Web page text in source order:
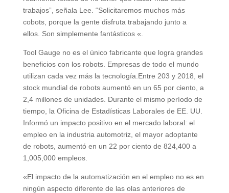
trabajos”, señala Lee. “Solicitaremos muchos más
cobots, porque la gente disfruta trabajando junto a
ellos. Son simplemente fantásticos «.
Tool Gauge no es el único fabricante que logra grandes
beneficios con los robots. Empresas de todo el mundo
utilizan cada vez más la tecnología.Entre 203 y 2018, el
stock mundial de robots aumentó en un 65 por ciento, a
2,4 millones de unidades. Durante el mismo período de
tiempo, la Oficina de Estadísticas Laborales de EE. UU.
Informó un impacto positivo en el mercado laboral: el
empleo en la industria automotriz, el mayor adoptante
de robots, aumentó en un 22 por ciento de 824,400 a
1,005,000 empleos.
«El impacto de la automatización en el empleo no es en
ningún aspecto diferente de las olas anteriores de